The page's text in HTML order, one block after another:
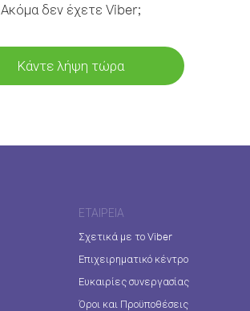
Ακόμα δεν έχετε Viber;
Κάντε λήψη τώρα
ΕΤΑΙΡΕΊΑ
Σχετικά με το Viber
Επιχειρηματικό κέντρο
Ευκαιρίες συνεργασίας
Όροι και Προϋποθέσεις